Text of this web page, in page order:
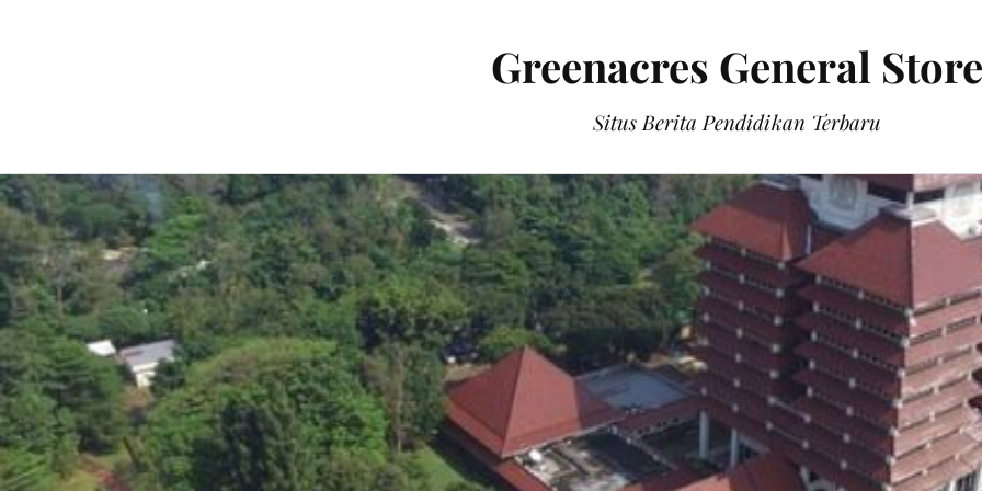
Greenacres General Store
Situs Berita Pendidikan Terbaru